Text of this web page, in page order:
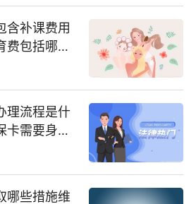
含补课费用
费包括哪
理流程是什
卡需要身份
哪些措施维